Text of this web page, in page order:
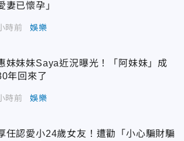
妻已懷孕」
時前 娛樂
妹妹妹Saya近況曝光！「阿妹妹」成
年回來了
時前 娛樂
任認愛小24歲女友！遭勸「小心騙財騙